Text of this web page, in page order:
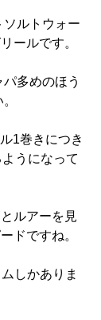
ルトウォー
ールです。
多めのほう
1巻きにつき
うになって
ルアーを見
ドですね。
しかありま